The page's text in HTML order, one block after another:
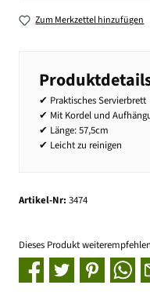
Zum Merkzettel hinzufügen
✔ Praktisches Servierbrett
✔ Mit Kordel und
✔ Länge: 57,5cm
✔ Leicht zu reinigen
Artikel-Nr: 3474
Dieses Produkt